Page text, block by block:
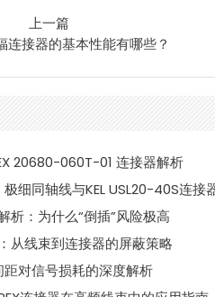
上一篇
连接器的基本性能有哪些？
20680-060T-01 连接器解析
细同轴线与KEL USL20-40S连接
：为什么“倒插”风险极高
从线束到连接器的屏蔽策略
对信号损耗的深度解析